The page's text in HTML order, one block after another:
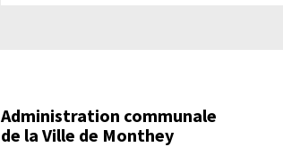
Administration communale
de la Ville de Monthey